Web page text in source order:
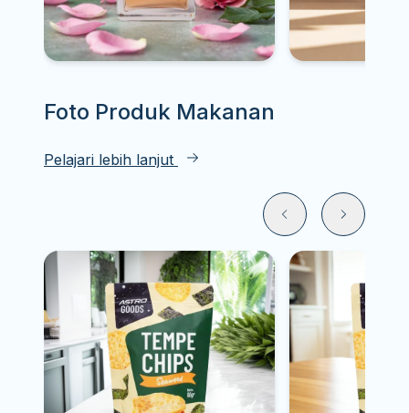
Foto Produk Makanan
Pelajari lebih lanjut